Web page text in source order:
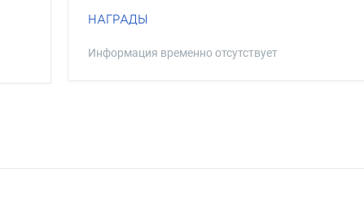
НАГРАДЫ
Информация временно отсутствует